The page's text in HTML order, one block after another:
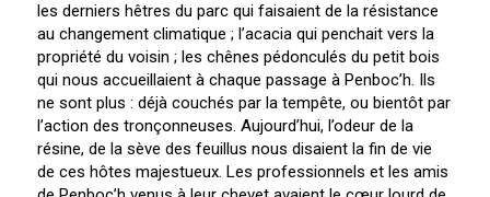
les derniers hêtres du parc qui faisaient de la résistance
au changement climatique ; l’acacia qui penchait vers la
propriété du voisin ; les chênes pédonculés du petit bois
qui nous accueillaient à chaque passage à Penboc’h. Ils
ne sont plus : déjà couchés par la tempête, ou bientôt par
l’action des tronçonneuses. Aujourd’hui, l’odeur de la
résine, de la sève des feuillus nous disaient la fin de vie
de ces hôtes majestueux. Les professionnels et les amis